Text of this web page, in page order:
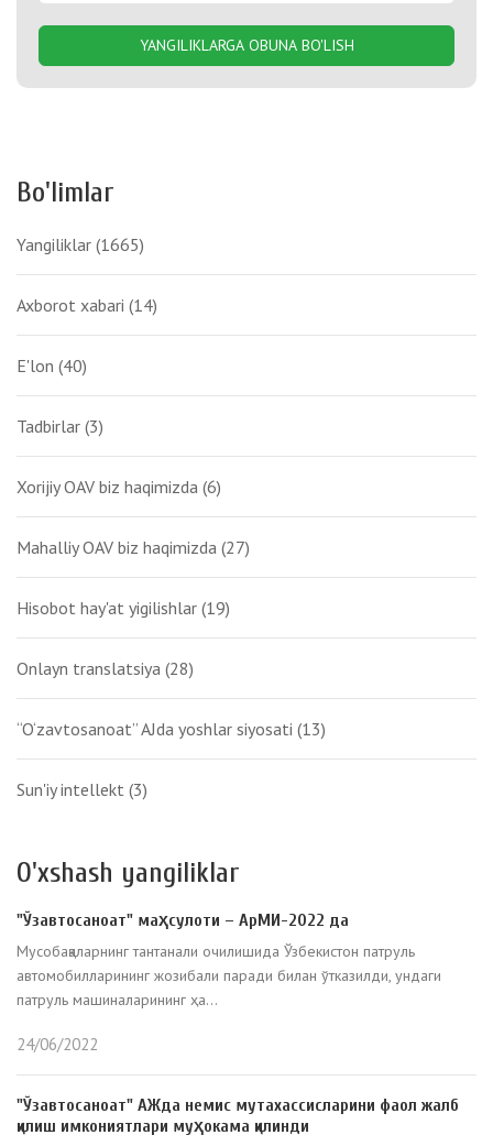
YANGILIKLARGA OBUNA BO'LISH
Bo'limlar
Yangiliklar (1665)
Axborot xabari (14)
E'lon (40)
Tadbirlar (3)
Xorijiy OAV biz haqimizda (6)
Mahalliy OAV biz haqimizda (27)
Hisobot hay'at yigilishlar (19)
Onlayn translatsiya (28)
“O‘zavtosanoat” AJda yoshlar siyosati (13)
Sun'iy intellekt (3)
O'xshash yangiliklar
"Ўзавтосаноат" маҳсулоти – АрМИ-2022 да
Мусобақаларнинг тантанали очилишида Ўзбекистон патруль
автомобилларининг жозибали паради билан ўтказилди, ундаги
патруль машиналарининг ҳа...
24/06/2022
"Ўзавтосаноат" AЖда немис мутахассисларини фаол жалб
қилиш имкониятлари муҳокама қилинди